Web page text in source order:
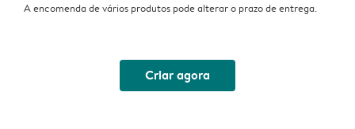
A encomenda de vários produtos pode alterar o prazo de entrega.
Criar agora